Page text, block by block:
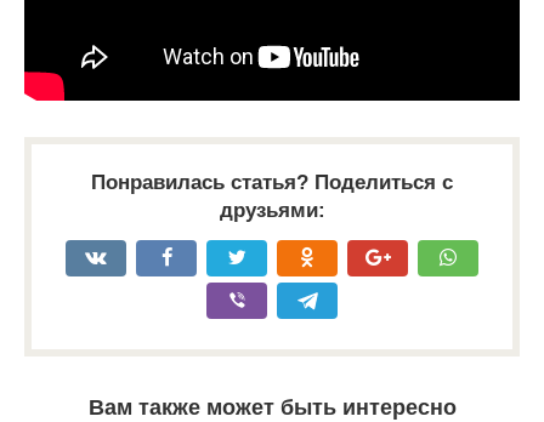
Понравилась статья? Поделиться с
друзьями:
Вам также может быть интересно